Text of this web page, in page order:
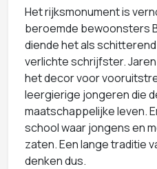
Het rijksmonument is
beroemde bewoonsters
diende het als
verlichte schrijfster.
het decor voor
leergierige jongeren die
maatschappelijke leven.
school waar jongens en
zaten. Een lange traditie
denken dus.